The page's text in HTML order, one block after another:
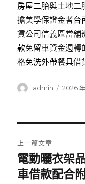
房屋二胎與土地二
擔美學保證金者台
賃公司信義區當舖
款免留車資金週轉
格免洗外帶餐具借
作
admin
發
2026
章
導
上一篇文章
上
一
電動曬衣架
車借款配合